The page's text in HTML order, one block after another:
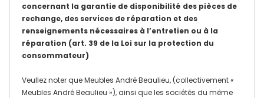
concernant la garantie de disponibilité des pièces de
rechange, des services de réparation et des
renseignements nécessaires à l’entretien ou à la
réparation (art. 39 de la Loi sur la protection du
consommateur)
Veullez noter que Meubles André Beaulieu, (collectivement «
Meubles André Beaulieu »), ainsi que les sociétés du même